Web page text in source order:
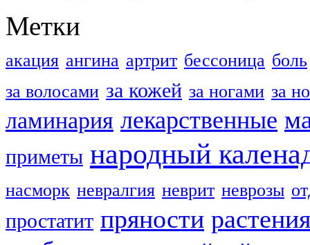
Метки
акация ангина артрит бессоница боль
за волосами за кожей за ногами за
ламинария лекарственные
приметы народный
насморк невралгия неврит неврозы
простатит пряности растения